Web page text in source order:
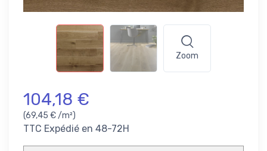
Zoom
104,18 €
(69,45 € /m²)
TTC Expédié en 48-72H